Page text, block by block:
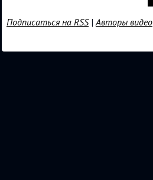
Подписаться на RSS|Авторы видео